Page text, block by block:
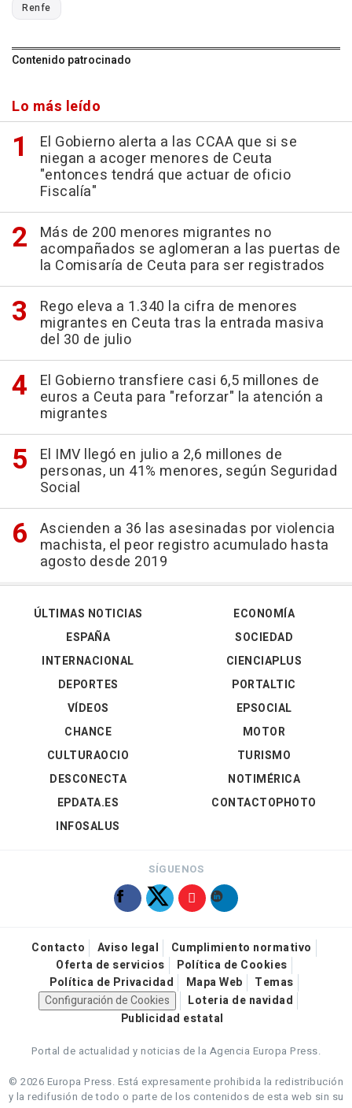
Renfe
Contenido patrocinado
Lo más leído
El Gobierno alerta a las CCAA que si se
niegan a acoger menores de Ceuta
"entonces tendrá que actuar de oficio
Fiscalía"
Más de 200 menores migrantes no
acompañados se aglomeran a las puertas de
la Comisaría de Ceuta para ser registrados
Rego eleva a 1.340 la cifra de menores
migrantes en Ceuta tras la entrada masiva
del 30 de julio
El Gobierno transfiere casi 6,5 millones de
euros a Ceuta para "reforzar" la atención a
migrantes
El IMV llegó en julio a 2,6 millones de
personas, un 41% menores, según Seguridad
Social
Ascienden a 36 las asesinadas por violencia
machista, el peor registro acumulado hasta
agosto desde 2019
ÚLTIMAS NOTICIAS
ESPAÑA
INTERNACIONAL
DEPORTES
VÍDEOS
ECONOMÍA
SOCIEDAD
CIENCIAPLUS
PORTALTIC
EPSOCIAL
CHANCE
CULTURAOCIO
DESCONECTA
EPDATA.ES
INFOSALUS
MOTOR
TURISMO
NOTIMÉRICA
CONTACTOPHOTO
SÍGUENOS
Contacto Aviso legal
Cumplimiento normativo
Oferta de servicios
Política de Cookies
Política de Privacidad
Mapa Web
Temas
Configuración de Cookies
Loteria de navidad
Publicidad estatal
Portal de actualidad y noticias de la Agencia Europa Press.
© 2026 Europa Press. Está expresamente prohibida la redistribución
y la redifusión de todo o parte de los contenidos de esta web sin su